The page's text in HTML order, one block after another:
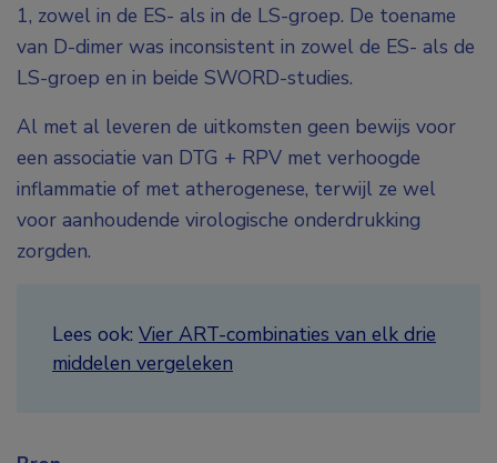
1, zowel in de ES- als in de LS-groep. De toename
van D-dimer was inconsistent in zowel de ES- als de
LS-groep en in beide SWORD-studies.
Al met al leveren de uitkomsten geen bewijs voor
een associatie van DTG + RPV met verhoogde
inflammatie of met atherogenese, terwijl ze wel
voor aanhoudende virologische onderdrukking
zorgden.
Lees ook: Vier ART-combinaties van elk drie
middelen vergeleken